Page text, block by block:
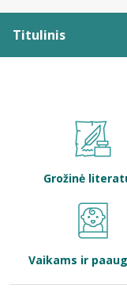
Titulinis
Bibliotekoms
Grožinė
Vaikams ir